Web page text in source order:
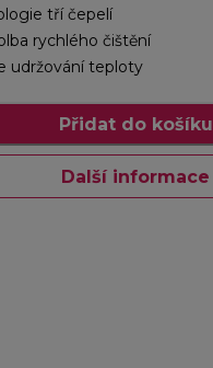
tří čepelí
rychlého čištění
udržování teploty
Přidat do košíku
Další informace